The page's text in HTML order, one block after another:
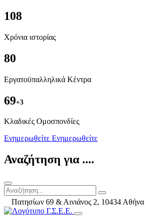
108
Χρόνια ιστορίας
80
Εργατοϋπαλληλικά Κέντρα
69+3
Kλαδικές Ομοσπονδίες
Ενημερωθείτε Ενημερωθείτε
Αναζήτηση για ....
Πατησίων 69 & Αινιάνος 2, 10434 Αθήνα